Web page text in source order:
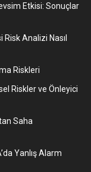
Etkisi: Sonuçlar
Analizi Nasıl
Riskleri
Riskler ve Önleyici
Saha
Yanlış Alarm